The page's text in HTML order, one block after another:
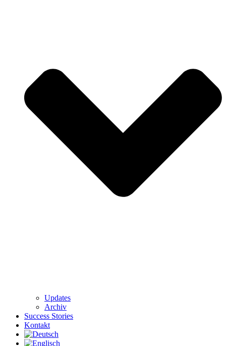
Updates
Archiv
Success Stories
Kontakt